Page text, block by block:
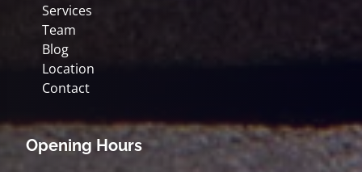
Services
Team
Blog
Location
Contact
Opening Hours